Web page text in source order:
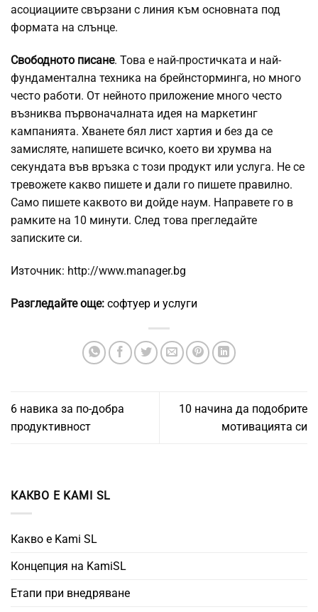
асоциациите свързани с линия към основната под
формата на слънце.
Свободното писане. Това е най-простичката и най-
фундаментална техника на брейнсторминга, но много
често работи. От нейното приложение много често
възниква първоначалната идея на маркетинг
кампанията. Хванете бял лист хартия и без да се
замисляте, напишете всичко, което ви хрумва на
секундата във връзка с този продукт или услуга. Не се
тревожете какво пишете и дали го пишете правилно.
Само пишете каквото ви дойде наум. Направете го в
рамките на 10 минути. След това прегледайте
записките си.
Източник: http://www.manager.bg
Разгледайте още: софтуер и услуги
6 навика за по-добра
продуктивност
10 начина да подобрите
мотивацията си
КАКВО Е KAMI SL
Какво е Kami SL
Концепция на KamiSL
Етапи при внедряване